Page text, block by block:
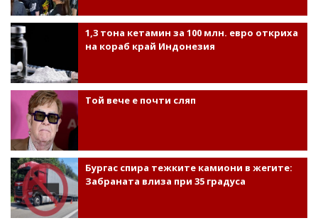
1,3 тона кетамин за 100 млн. евро откриха
на кораб край Индонезия
Той вече е почти сляп
Бургас спира тежките камиони в жегите:
Забраната влиза при 35 градуса